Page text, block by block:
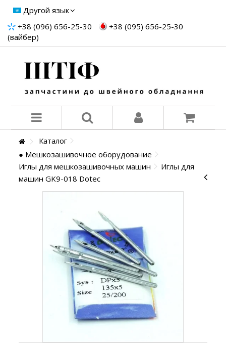
Другой язык
+38 (096) 656-25-30
+38 (095) 656-25-30
(вайбер)
Каталог
● Мешкозашивочное оборудование
Иглы для мешкозашивочных машин
Иглы для
машин GK9-018 Dotec